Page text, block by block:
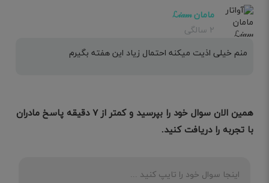
مامان ℒ𝒾𝒶𝓂
۲ سالگی
منم خیلی اذیت میکنه احتمال زیاد این هفته بگیرم
همین الان سوال خود را بپرسید و کمتر از ۷ دقیقه پاسخ مادران
با تجربه را دریافت کنید.